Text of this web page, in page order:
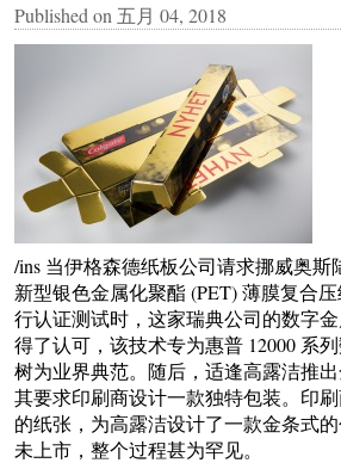
Published on 五月 04, 2018
/ins 当伊格森德纸板公司请求挪威奥斯
新型银色金属化聚酯 (PET) 薄膜复合
行认证测试时，这家瑞典公司的数字
得了认可，该技术专为惠普 12000 系
树为业界典范。随后，适逢高露洁推出
其要求印刷商设计一款独特包装。印
的纸张，为高露洁设计了一款金条式
未上市，整个过程甚为罕见。